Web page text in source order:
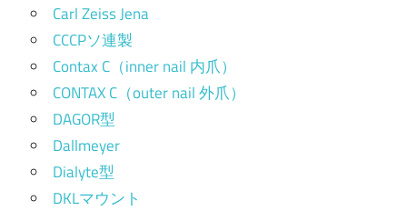
Carl Zeiss Jena
CCCPソ連製
Contax C（inner nail 内爪）
CONTAX C（outer nail 外爪）
DAGOR型
Dallmeyer
Dialyte型
DKLマウント